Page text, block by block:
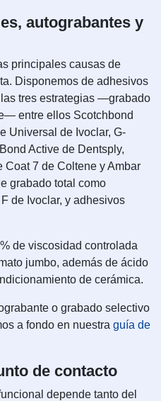
autograbantes y
principales causas de
Disponemos de adhesivos
tres estrategias —grabado
entre ellos Scotchbond
Universal de Ivoclar, G-
Active de Dentsply,
Coat 7 de Coltene y Ambar
grabado total como
de Ivoclar, y adhesivos
de viscosidad controlada
jumbo, además de ácido
de cerámica.
o grabado selectivo
a fondo en nuestra guía de
de contacto
depende tanto del